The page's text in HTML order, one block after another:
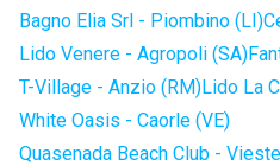
Bagno Elia Srl - Piombino (LI)
Lido Venere - Agropoli (SA)
T-Village - Anzio (RM)Lido La
White Oasis - Caorle (VE)
Quasenada Beach Club -